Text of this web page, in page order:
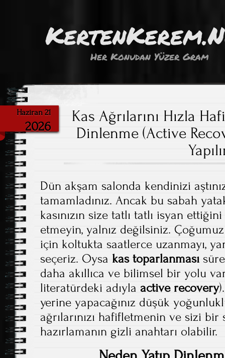
Her Konudan Yüzer Gram
Haziran 21
2026
Kas Ağrılarını Hızla
Dinlenme (Active
Dün akşam salonda kendinizi
tamamladınız. Ancak bu sabah
kasınızın size tatlı tatlı isyan
etmeyin, yalnız değilsiniz.
için koltukta saatlerce uzanmayı,
seçeriz. Oysa kas toparlanması
daha akıllıca ve bilimsel bir yolu
literatürdeki adıyla active recovery
yerine yapacağınız düşük
ağrılarınızı hafifletmenin ve sizi
hazırlamanın gizli anahtarı olabilir.